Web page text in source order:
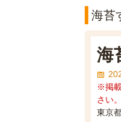
海苔
海
※掲
さい。
東京